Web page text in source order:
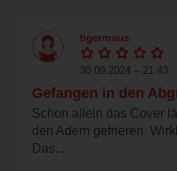
tigermaus
30.09.2024 – 21:43
Gefangen in den
Schon allein das Cover
den Adern gefrieren.
Das...